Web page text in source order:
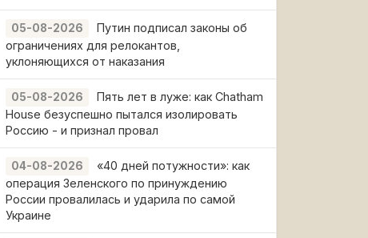
05-08-2026
Путин подписал законы об
ограничениях для релокантов,
уклоняющихся от наказания
05-08-2026
Пять лет в луже: как Chatham
House безуспешно пытался изолировать
Россию - и признал провал
04-08-2026
«40 дней потужности»: как
операция Зеленского по принуждению
России провалилась и ударила по самой
Украине